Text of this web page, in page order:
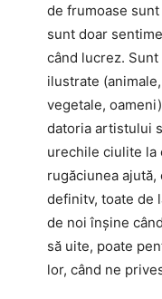
de frumoase
sunt doar
când lucrez.
ilustrate
vegetale,
datoria artistului
urechile ciulite la
rugăciunea ajută,
definitv, toate de
de noi înșine
să uite, poate
lor, când ne